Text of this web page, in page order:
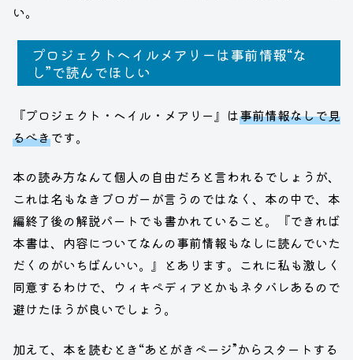
い。
プロジェクトヘイルメアリーは事前情報“な
し”で読んでほしい
『プロジェクト・ヘイル・メアリー』は事前情報なしで見
るべきです。
本の読み方なんて個人の自由だろと言われるでしょうが、
これは名もなきブロガーが言うのではなく、本の中で、本
編終了後の解説パートでも書かれていること。『できれば
本書は、内容についてなんの事前情報もなしに読んでいた
だくのがいちばんいい。』とあります。これに私も激しく
同意するわけで、ウィキペディアとかもネタバレあるので
避けたほうが良いでしょう。
加えて、本を読むとき“あとがきページ”からスタートする